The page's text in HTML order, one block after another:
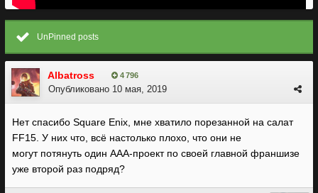
UnPinned posts
Albatross 4 796
Опубликовано 10 мая, 2019
Нет спасибо Square Enix, мне хватило порезанной на салат
FF15. У них что, всё настолько плохо, что они не
могут потянуть один AAA-проект по своей главной франшизе
уже второй раз подряд?